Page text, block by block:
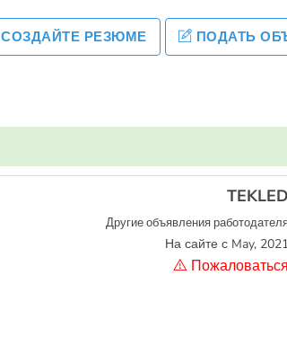
СОЗДАЙТЕ РЕЗЮМЕ ПОДАТЬ
TEKLED
Другие объявления
На сайте с May,
Пожаловаться